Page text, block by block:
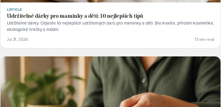
LISTICLE
Udržitelné dárky pro maminky a děti: 10 nejlepších tipů
Udržitelné dárky: Objevte 10 nejlepších udržitelných darů pro maminky a děti. Bio kvalita, přírodní kosmetika,
ekologické hračky a módní.
Jul 31, 2026 13 min read